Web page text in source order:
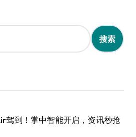
驾到！掌中智能开启，资讯秒抢